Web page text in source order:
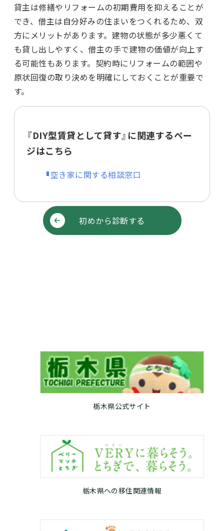
貸主は修繕やリフォームの初期費用を抑えることが
でき、借主は自分好みの住まいをつくれるため、双
方にメリットがあります。建物の状態が多少悪くて
も貸し出しやすく、借主の手で建物の価値が向上す
る可能性もあります。契約時にリフォームの範囲や
原状回復の取り決めを明確にしておくことが重要で
す。
『DIY型賃貸として貸す』に関連するペー
ジはこちら
空き家に関する相談窓口
初めから診断する
栃木県公式サイト
栃木県への移住関連情報